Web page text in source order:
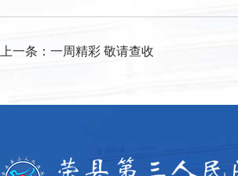
上一条： 一周精彩 敬请查收